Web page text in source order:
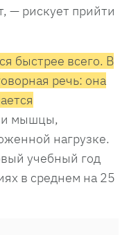
— рискует прийти
быстрее всего. В
речь: она
и мышцы,
нагрузке.
учебный год
в среднем на 25